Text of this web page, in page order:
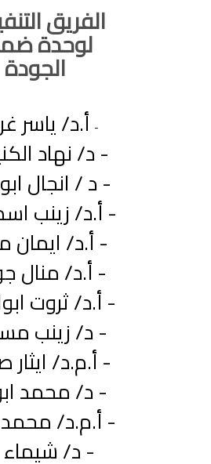
الفريق
لوحدة
الجودة
- أ.د/ ياسر
- د/ نهاد
- د / انجال
- أ.د/ زينب
- أ.د/ ايمان
- أ.د/ منال
- أ.د/ ثروت
- د/ زينب
- أ.م.د/
- د/ محمد
- أ.م.د/ محمد
- د/ شيماء